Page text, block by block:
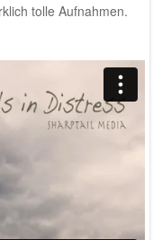
tolle Aufnahmen.